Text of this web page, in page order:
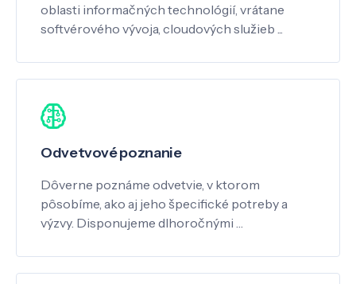
oblasti informačných technológií, vrátane
softvérového vývoja, cloudových služieb ...
Odvetvové poznanie
Dôverne poznáme odvetvie, v ktorom
pôsobíme, ako aj jeho špecifické potreby a
výzvy. Disponujeme dlhoročnými …